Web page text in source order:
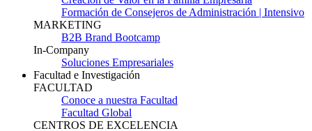
Formación de Consejeros de Administración | Intensivo
MARKETING
B2B Brand Bootcamp
In-Company
Soluciones Empresariales
Facultad e Investigación
FACULTAD
Conoce a nuestra Facultad
Facultad Global
CENTROS DE EXCELENCIA